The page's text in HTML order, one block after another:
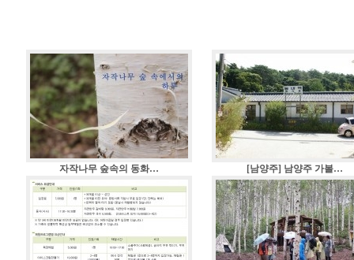
자작나무 숲속의 동화… [남양주] 남양주 가볼…